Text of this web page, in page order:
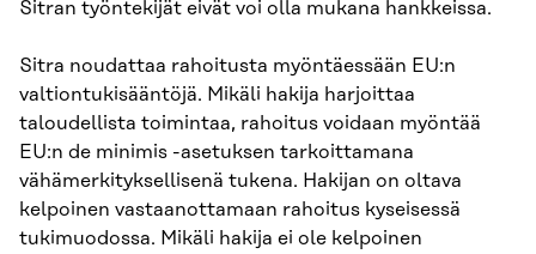
Sitran työntekijät eivät voi olla mukana hankkeissa.
Sitra noudattaa rahoitusta myöntäessään EU:n
valtiontukisääntöjä. Mikäli hakija harjoittaa
taloudellista toimintaa, rahoitus voidaan myöntää
EU:n de minimis -asetuksen tarkoittamana
vähämerkityksellisenä tukena. Hakijan on oltava
kelpoinen vastaanottamaan rahoitus kyseisessä
tukimuodossa. Mikäli hakija ei ole kelpoinen